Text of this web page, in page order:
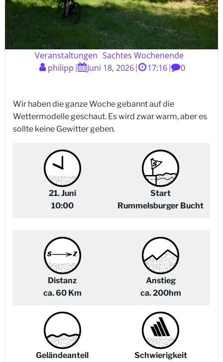
Veranstaltungen Sachtes Wochenende
philipp
Juni 18, 2026 17:16 0
Wir haben die ganze Woche gebannt auf die
Wettermodelle geschaut. Es wird zwar warm, aber es
sollte keine Gewitter geben.
21. Juni
10:00
Start
Rummelsburger Bucht
Distanz
ca. 60 Km
Anstieg
ca. 200hm
Geländeanteil
Schwierigkeit